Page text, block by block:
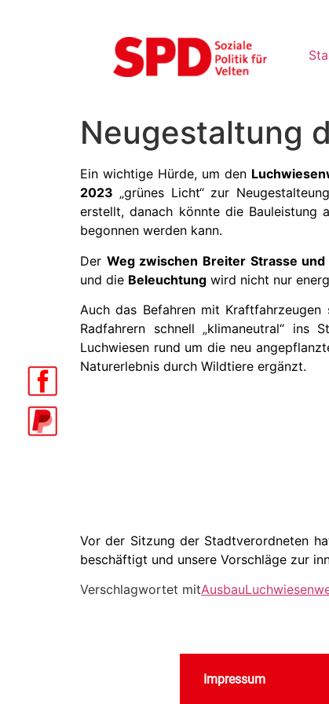
Neugestaltung
Ein wichtige Hürde, um den
2023 „grünes Licht“ zur
erstellt, danach könnte die Bauleistung
begonnen werden kann.
Der Weg zwischen Breiter Strasse
und die Beleuchtung wird nicht nur
Auch das Befahren mit Kraftfahrzeugen
Radfahrern schnell „klimaneutral“ ins
Luchwiesen rund um die neu
Naturerlebnis durch Wildtiere ergänzt.
Vor der Sitzung der Stadtverordneten
beschäftigt und unsere Vorschläge zur
Verschlagwortet mitAusbau
Impressum